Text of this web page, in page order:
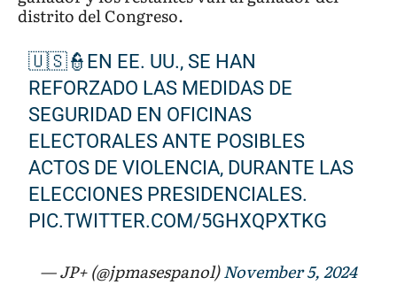
distrito del Congreso.
🇺🇸👮EN EE. UU., SE HAN
REFORZADO LAS MEDIDAS DE
SEGURIDAD EN OFICINAS
ELECTORALES ANTE POSIBLES
ACTOS DE VIOLENCIA, DURANTE LAS
ELECCIONES PRESIDENCIALES.
PIC.TWITTER.COM/5GHXQPXTKG
— JP+ (@jpmasespanol)November 5, 2024